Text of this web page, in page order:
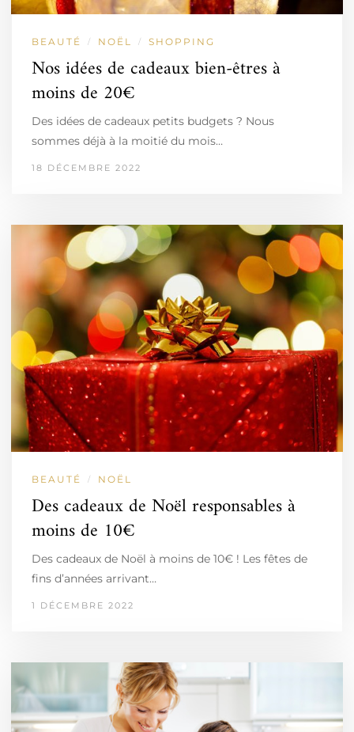
BEAUTÉ / NOËL / SHOPPING
Nos idées de cadeaux bien-êtres à
moins de 20€
Des idées de cadeaux petits budgets ? Nous
sommes déjà à la moitié du mois…
18 DÉCEMBRE 2022
BEAUTÉ / NOËL
Des cadeaux de Noël responsables à
moins de 10€
Des cadeaux de Noël à moins de 10€ ! Les fêtes de
fins d’années arrivant…
1 DÉCEMBRE 2022